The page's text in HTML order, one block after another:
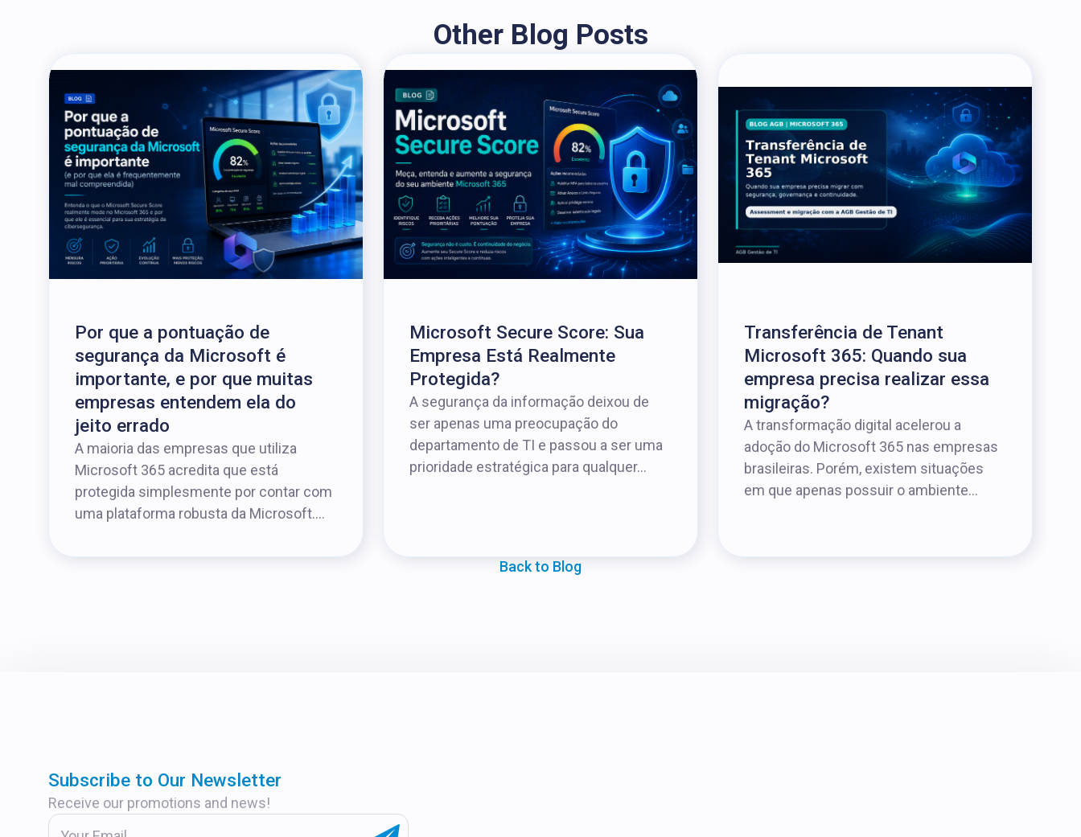
Other Blog Posts
Por que a pontuação de
segurança da Microsoft é
importante, e por que muitas
empresas entendem ela do
jeito errado
A maioria das empresas que utiliza
Microsoft 365 acredita que está
protegida simplesmente por contar com
uma plataforma robusta da Microsoft....
Microsoft Secure Score: Sua
Empresa Está Realmente
Protegida?
A segurança da informação deixou de
ser apenas uma preocupação do
departamento de TI e passou a ser uma
prioridade estratégica para qualquer...
Transferência de Tenant
Microsoft 365: Quando sua
empresa precisa realizar essa
migração?
A transformação digital acelerou a
adoção do Microsoft 365 nas empresas
brasileiras. Porém, existem situações
em que apenas possuir o ambiente...
Back to Blog
Subscribe to Our Newsletter
Receive our promotions and news!